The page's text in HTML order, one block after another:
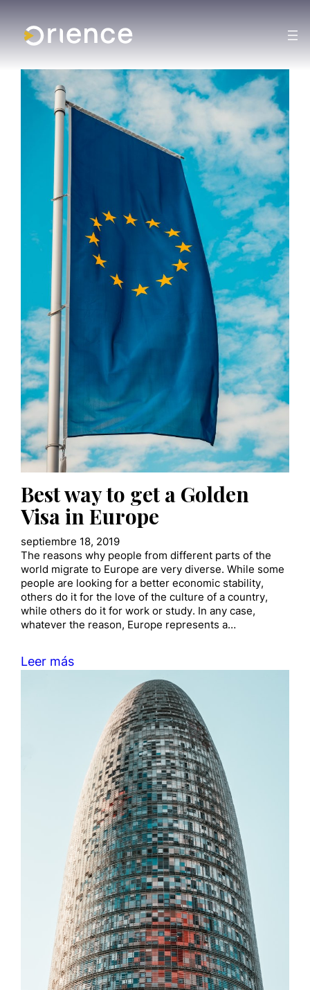
Best way to get a Golden
Visa in Europe
septiembre 18, 2019
The reasons why people from different parts of the
world migrate to Europe are very diverse. While some
people are looking for a better economic stability,
others do it for the love of the culture of a country,
while others do it for work or study. In any case,
whatever the reason, Europe represents a…
Leer más